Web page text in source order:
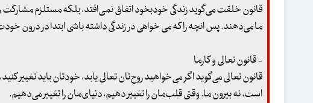
قانون خلقت می‌گوید زندگی خودبخود اتفاق نمی‌افتد، بلکه مستلزم
ما می‌دهند. پس انچه را که می خواهی در زندگی داشته باشی ابتدا در درون
- قانون تعالی و کارما
قانون تعالی می‌گوید اگر می‌خواهید روح‌تان تعالی یابد، خودتان باید تغییر
است، نه بیرون ما. وقتی قلب‌مان را تغییر دهیم، دنیای‌مان را تغییر می‌دهیم.